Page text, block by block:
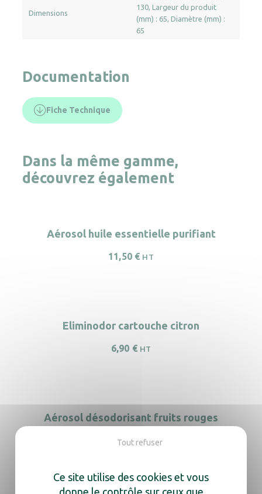
Dimensions
130 Largeur du produit
(mm) : 65 Diamètre (mm) :
65
Documentation
Fiche Technique
Dans la même gamme,
découvrez également
Aérosol huile essentielle purifiant
11,50 € HT
Eliminodor cartouche citron
6,90 € HT
Aérosol désodorisant fruits rouges
8,50€ HT
Ce site utilise des cookies et vous
donne le contrôle sur ceux que
Tout refuser